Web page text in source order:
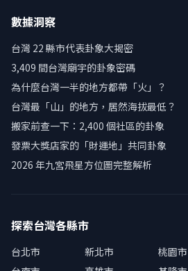
數據洞察
台灣 22 縣市代表卦象大揭密
3,409 間台灣廟宇的卦象密碼
為什麼台灣一半的地方都帶「火」？
台灣最「山」的地方，居然海拔最低？
搬家前查一下：2,400 個社區的卦象
發票大獎店家的「財運地」共同卦象
2026 年九宮飛星方位圖完整解析
探索台灣各縣市
台北市 新北市 桃園市